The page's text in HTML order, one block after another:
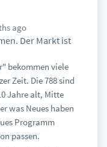
ago
Der Markt ist
bekommen viele
Zeit. Die 788 sind
Jahre alt, Mitte
was Neues haben
Programm
passen.